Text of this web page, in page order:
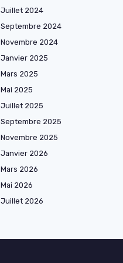
Juillet 2024
Septembre 2024
Novembre 2024
Janvier 2025
Mars 2025
Mai 2025
Juillet 2025
Septembre 2025
Novembre 2025
Janvier 2026
Mars 2026
Mai 2026
Juillet 2026